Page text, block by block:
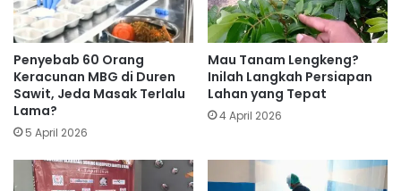
Penyebab 60 Orang
Keracunan MBG di Duren
Sawit, Jeda Masak Terlalu
Lama?
5 April 2026
Mau Tanam Lengkeng?
Inilah Langkah Persiapan
Lahan yang Tepat
4 April 2026